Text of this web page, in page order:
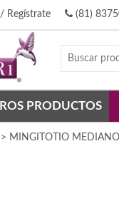
Regístrate (81)
PRODUCTOS
> MINGITOTIO